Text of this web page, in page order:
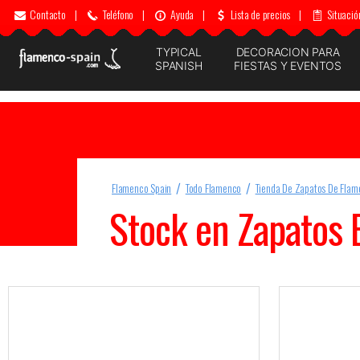
Contacto | Teléfono | Ayuda | Lista de precios |
TYPICAL
SPANISH
DECORACION PARA
FIESTAS Y EVENTOS
Flamenco Spain Todo Flamenco Tienda De Zapatos De
Stock en Zapatos